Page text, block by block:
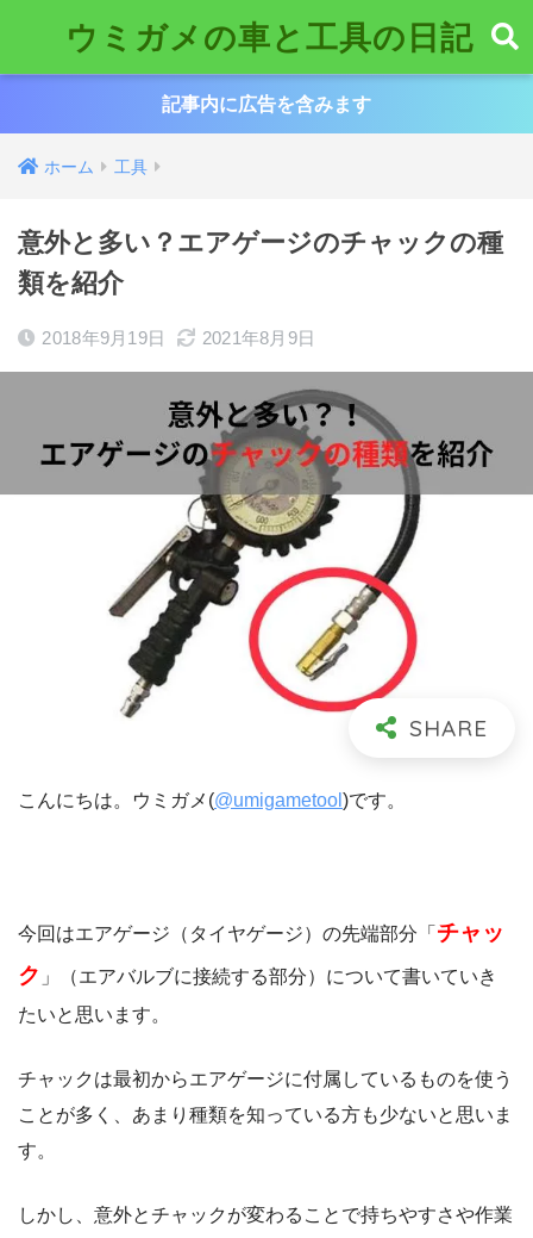
ウミガメの車と工具の日記
記事内に広告を含みます
ホーム 工具
意外と多い？エアゲージのチャックの種
類を紹介
2018年9月19日 2021年8月9日
こんにちは。ウミガメ(@umigametool )です。
今回はエアゲージ（タイヤゲージ）の先端部分「 チャッ
ク 」（エアバルブに接続する部分）について書いていき
たいと思います。
チャックは最初からエアゲージに付属しているものを使う
ことが多く、あまり種類を知っている方も少ないと思いま
す。
しかし、意外とチャックが変わることで持ちやすさや作業